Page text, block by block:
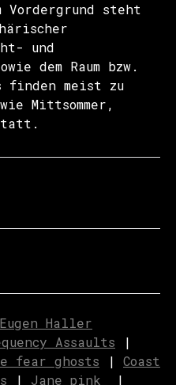
steht
und
dem Raum bzw.
finden meist zu
Mittsommer,
Eugen Haller
Assaults |
fear ghosts | Coast
| Jane_pink_ |